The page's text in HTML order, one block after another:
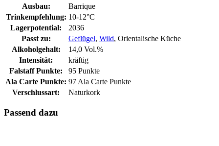
Ausbau:
Barrique
Trinkempfehlung: 10-12°C
Lagerpotential:
2036
Passt zu:
Geflügel, Wild, Orientalische Küche
Alkoholgehalt:
14,0 Vol.%
Intensität:
kräftig
Falstaff Punkte:
95 Punkte
Ala Carte Punkte: 97 Ala Carte Punkte
Verschlussart:
Naturkork
Passend dazu